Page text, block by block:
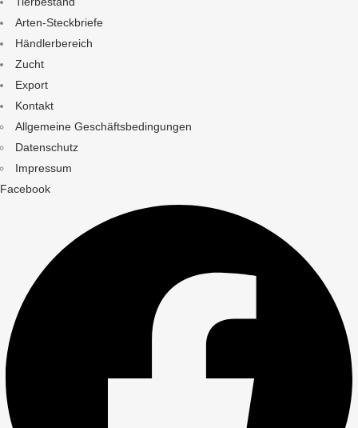
Arten-Steckbriefe
Händlerbereich
Zucht
Export
Kontakt
Allgemeine Geschäftsbedingungen
Datenschutz
Impressum
Facebook